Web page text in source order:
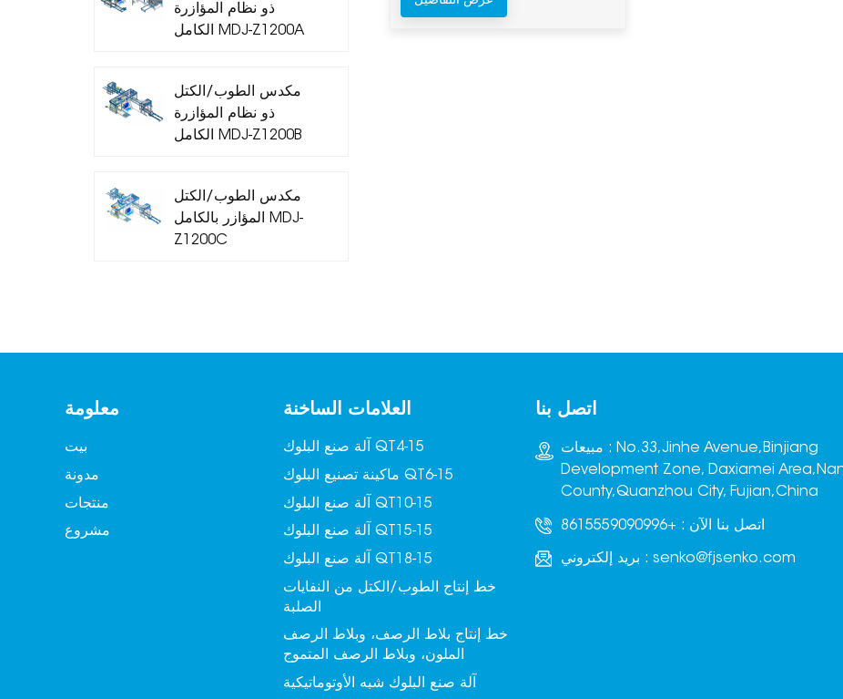
محول التردد، مما يضمن التشغيل
ذو نظام المؤازرة
الكامل MDJ-Z1200A
مكدس الطوب/الكتل
ذو نظام المؤازرة
الكامل MDJ-Z1200B
مكدس الطوب/الكتل
المؤازر بالكامل MDJ-
Z1200C
معلومة
بيت
مدونة
منتجات
مشروع
العلامات الساخنة
آلة صنع البلوك QT4-15
ماكينة تصنيع البلوك QT6-15
آلة صنع البلوك QT10-15
آلة صنع البلوك QT15-15
آلة صنع البلوك QT18-15
خط إنتاج الطوب/الكتل من النفايات
الصلبة
خط إنتاج بلاط الرصف، وبلاط الرصف
الملون، وبلاط الرصف المتموج
آلة صنع البلوك شبه الأوتوماتيكية
اتصل بنا
مبيعات : No.33,Jinhe Avenue,Binjiang
Development Zone, Daxiamei
County,Quanzhou City, Fujian,China
اتصل بنا الآن : +8615559090996
بريد إلكتروني : senko@fjsenko.com